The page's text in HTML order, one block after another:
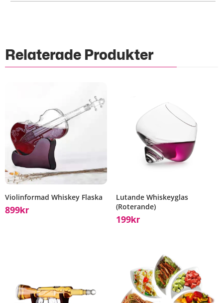
Relaterade Produkter
Violinformad Whiskey Flaska
899Kr
Lutande Whiskeyglas
(Roterande)
199Kr